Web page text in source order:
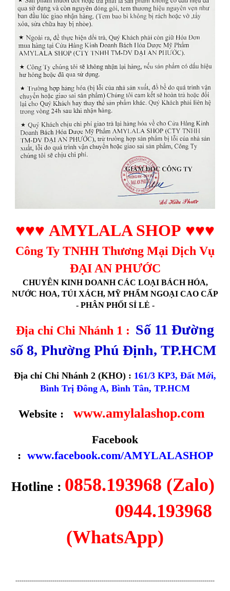
♥♥♥ AMYLALA SHOP ♥♥♥
Công Ty TNHH Thương Mại Dịch Vụ
ĐẠI AN PHƯỚC
CHUYÊN KINH DOANH CÁC LOẠI BÁCH HÓA,
NƯỚC HOA, TÚI XÁCH, MỸ PHẨM NGOẠI CAO CẤP
- PHÂN PHỐI SỈ LẺ -
Địa chỉ Chi Nhánh 1 : Số 11 Đường
số 8, Phường Phú Định, TP.HCM
Địa chỉ Chi Nhánh 2 (KHO) : 161/3 KP3, Đất Mới,
Bình Trị Đông A, Bình Tân, TP.HCM
Website : www.amylalashop.com
Facebook
: www.facebook.com/AMYLALASHOP
Hotline : 0858.193968 (Zalo)
0944.193968
(WhatsApp)
-------------------------------------------------------------------------------------------------